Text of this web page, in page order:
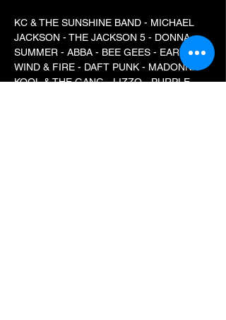
KC & THE SUNSHINE BAND - MICHAEL
JACKSON - THE JACKSON 5 - DONNA
SUMMER - ABBA - BEE GEES - EART,
WIND & FIRE - DAFT PUNK - MADONNA -
KOOL & THE GANG - LIZZO - PURPLE